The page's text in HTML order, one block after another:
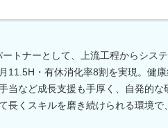
トナーとして、上流工程からシス
11.5H・有休消化率8割を実現。健
当など成長支援も手厚く、自発的な
長くスキルを磨き続けられる環境